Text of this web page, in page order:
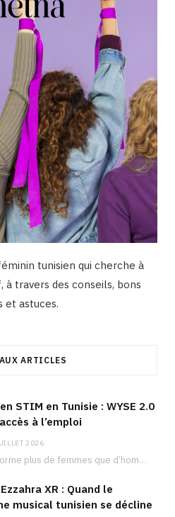
e
I
tunisien qui cherche à
à travers des conseils, bons
et astuces.
ARTICLES
STIM en Tunisie : WYSE 2.0
à l’emploi
2026
La Tunisie forme plus de femmes que d’hommes dans les filières scientifiques. Pourtant, pour beaucoup…
XR : Quand le
musical tunisien se décline